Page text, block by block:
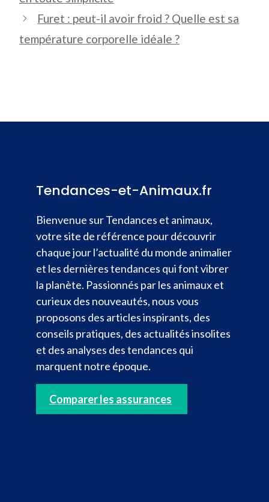
Furet : peut-il avoir froid ? Quelle est sa
température corporelle idéale ?
Tendances-et-Animaux.fr
Bienvenue sur Tendances et animaux,
votre site de référence pour découvrir
chaque jour l’actualité du monde animalier
et les dernières tendances qui font vibrer
la planète. Passionnés par les animaux et
curieux des nouveautés, nous vous
proposons des articles inspirants, des
conseils pratiques, des actualités insolites
et des analyses des tendances qui
marquent notre époque.
Comparer les assurances